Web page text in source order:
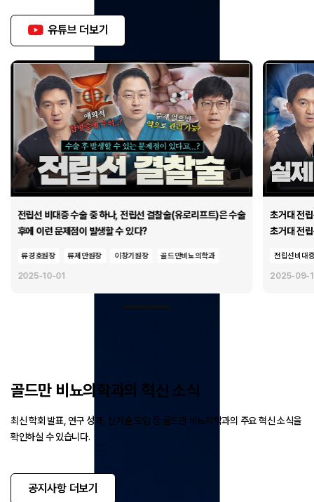
유튜브 더보기
전립선 비대증 수술 중 하나, 전립선 결찰술(유로리프트)은 수술
후에 이런 문제점이 발생할 수 있다?
류경호원장 류제만원장 이창기원장 골드만비뇨의학과
2025-10-01
초거대 전
전립선비대
2025-09-
골드만 비뇨의학과의 혁신 소식
최신 학회 발표, 연구 성과, 신기술 도입 등 골드만 비뇨의학과의 주요 혁신 소식을
확인하실 수 있습니다.
공지사항 더보기